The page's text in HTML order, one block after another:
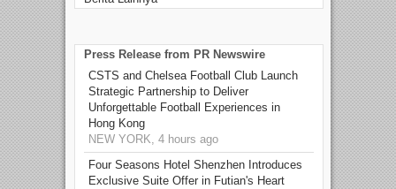
Press Release from PR Newswire
CSTS and Chelsea Football Club Launch
Strategic Partnership to Deliver
Unforgettable Football Experiences in
Hong Kong
NEW YORK, 4 hours ago
Four Seasons Hotel Shenzhen Introduces
Exclusive Suite Offer in Futian's Heart